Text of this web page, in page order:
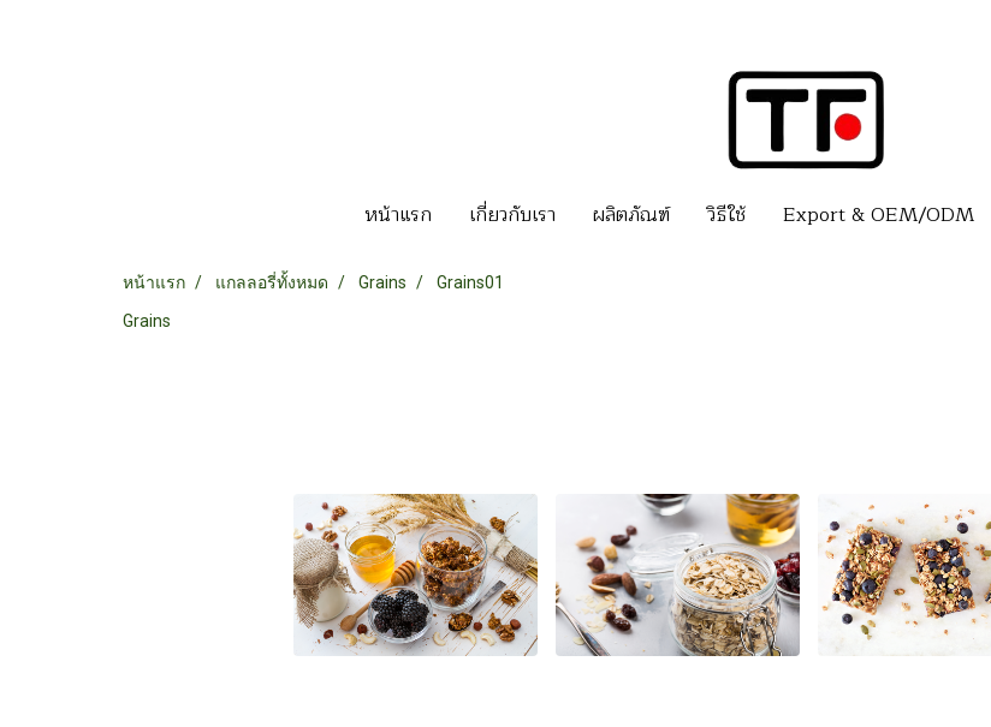
หน้าแรก เกี่ยวกับเรา ผลิตภัณฑ์ วิธีใช้ Export & OEM/ODM
หน้าแรก แกลลอรี่ทั้งหมด Grains
Grains01
Grains